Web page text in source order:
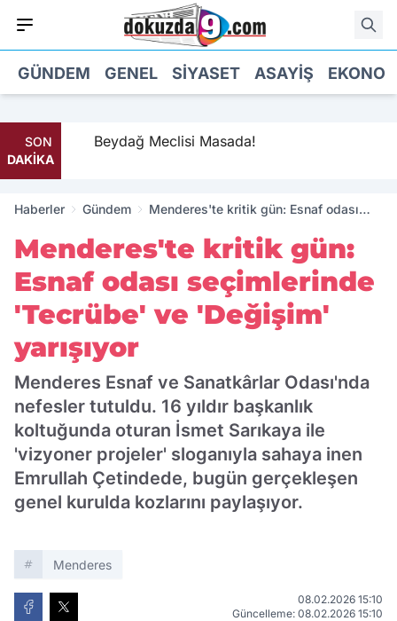
GÜNDEM GENEL SIYASET ASAYIŞ
SON
DAKİKA
Beydağ Meclisi Masada!
Haberler Gündem
Menderes'te kritik gün: Esnaf odası
yarışıyor
Menderes'te kritik gün:
Esnaf odası seçimlerinde
'Tecrübe' ve 'Değişim'
yarışıyor
Menderes Esnaf ve Sanatkârlar Odası'nda
nefesler tutuldu. 16 yıldır başkanlık
koltuğunda oturan İsmet Sarıkaya ile
'vizyoner projeler' sloganıyla sahaya inen
Emrullah Çetindede, bugün gerçekleşen
genel kurulda kozlarını paylaşıyor.
Menderes
08.02.2026 15:10
Güncelleme: 08.02.2026 15:10